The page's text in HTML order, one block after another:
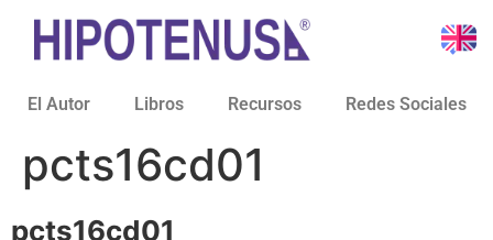
El Autor Libros Recursos Redes Sociales
pcts16cd01
pcts16cd01